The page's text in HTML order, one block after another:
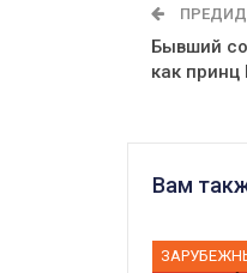
Бывший
как принц
Вам